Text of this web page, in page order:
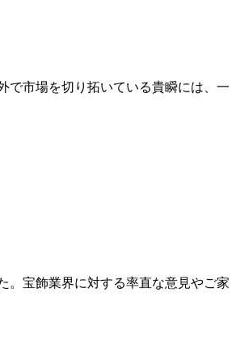
で市場を切り拓いている貴瞬には、一
。宝飾業界に対する率直な意見やご家